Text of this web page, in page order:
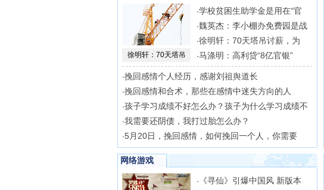
徐明轩：70天塔吊
·学校贫困生助学金是用在“官
·魏英杰：李小棚办免费园是战
·徐明轩：70天塔吊讨薪，为
·马涤明：高利贷“8亿官银”
·挽回感情个人经历，感谢刘祖舆道长
·挽回感情和合术，那些在感情中迷失方向的人
·孩子学习成绩不好怎么办？孩子为什么学习成绩不
·我需要还阴债，我打过胎怎么办？
·5月20日，挽回感情，如何挽回一个人，你需要
网络游戏
· 《寻仙》引爆中国风 新版本